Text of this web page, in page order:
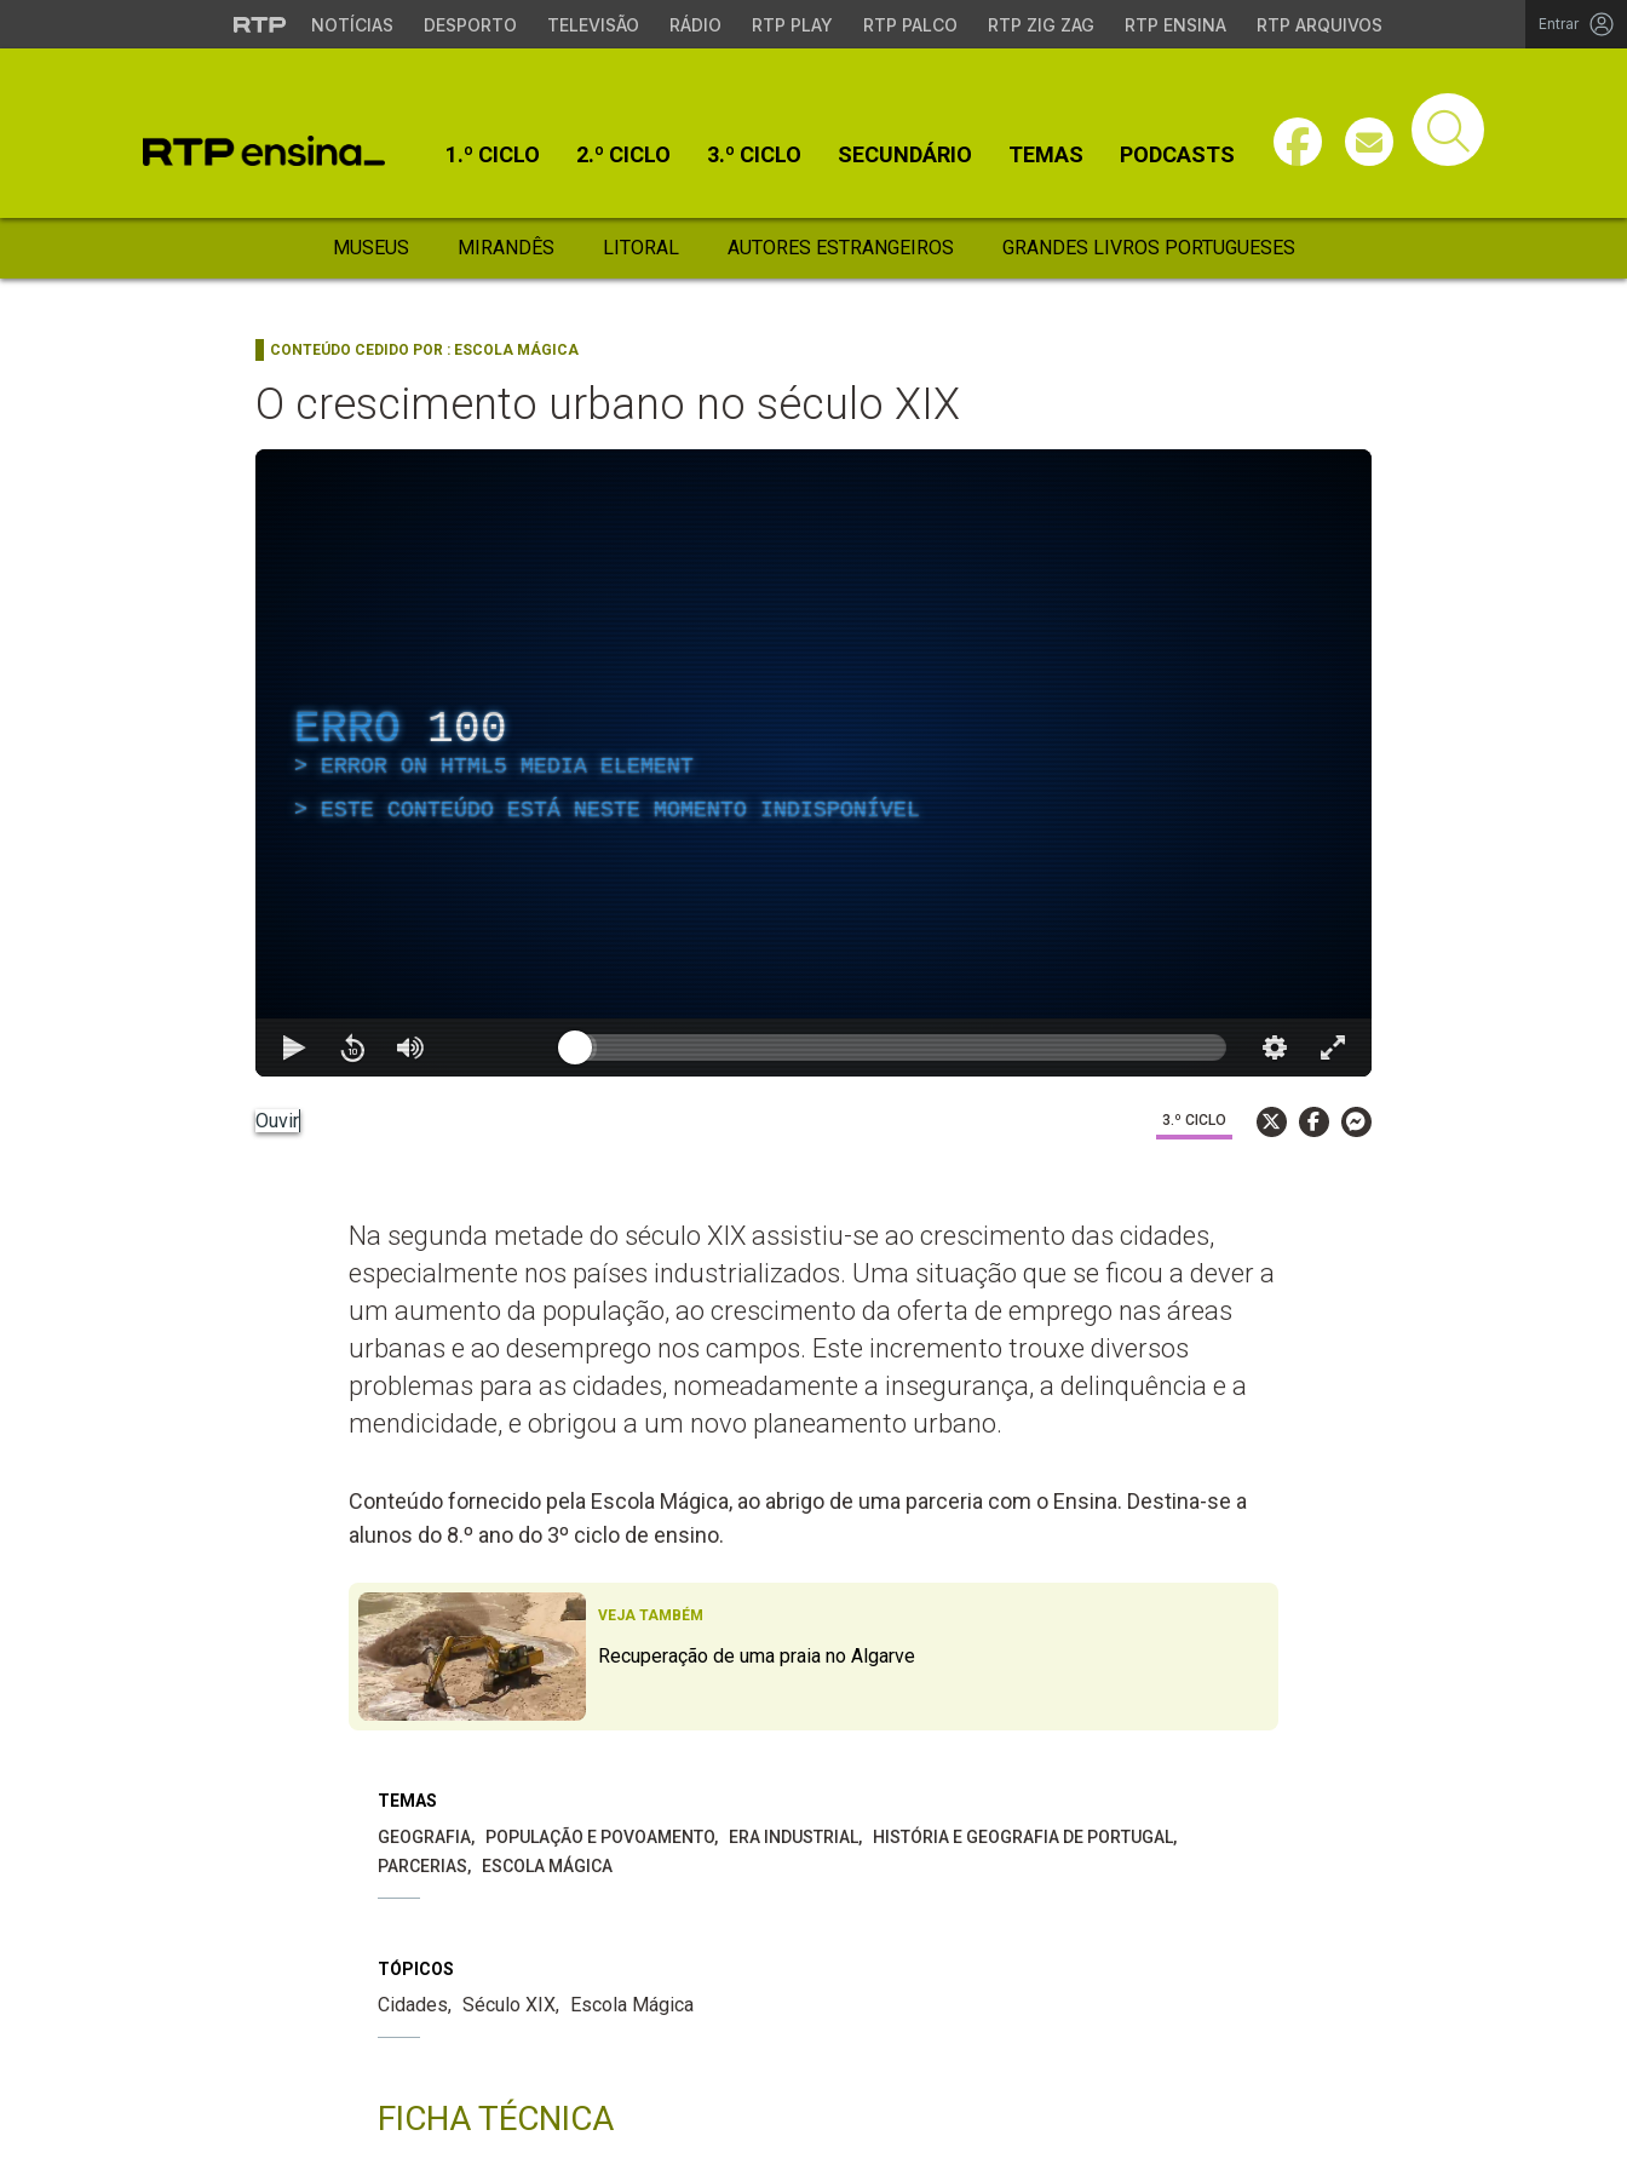
NOTÍCIAS DESPORTO TELEVISÃO RÁDIO RTP PLAY RTP PALCO RTP ZIG ZAG RTP ENSINA RTP ARQUIVOS Entrar
1.º CICLO 2.º CICLO 3.º CICLO SECUNDÁRIO TEMAS PODCASTS
MUSEUS MIRANDÊS LITORAL AUTORES ESTRANGEIROS GRANDES LIVROS PORTUGUESES
CONTEÚDO CEDIDO POR : ESCOLA MÁGICA
O crescimento urbano no século XIX
ERRO 100
ERROR ON HTML5 MEDIA ELEMENT
ESTE CONTEÚDO ESTÁ NESTE MOMENTO INDISPONÍVEL
Ouvir 3.º CICLO
Na segunda metade do século XIX assistiu-se ao crescimento das cidades,
especialmente nos países industrializados. Uma situação que se ficou a dever a
um aumento da população, ao crescimento da oferta de emprego nas áreas
urbanas e ao desemprego nos campos. Este incremento trouxe diversos
problemas para as cidades, nomeadamente a insegurança, a delinquência e a
mendicidade, e obrigou a um novo planeamento urbano.
Conteúdo fornecido pela Escola Mágica, ao abrigo de uma parceria com o Ensina. Destina-se a
alunos do 8.º ano do 3º ciclo de ensino.
VEJA TAMBÉM
Recuperação de uma praia no Algarve
TEMAS
GEOGRAFIA
POPULAÇÃO E POVOAMENTO ERA INDUSTRIAL
HISTÓRIA E GEOGRAFIA DE PORTUGAL
PARCERIAS
ESCOLA MÁGICA
TÓPICOS
Cidades Século XIX Escola Mágica
FICHA TÉCNICA